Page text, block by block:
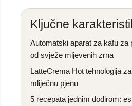
Ključne
Automatski aparat za kafu za
od svježe mljevenih zrna
LatteCrema Hot tehnologija
mliječnu pjenu
5 recepata jednim dodirom: